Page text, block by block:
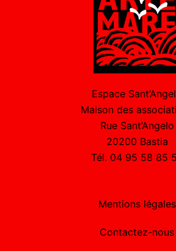
Espace
Maison des
Rue Sant’Angelo
20200 Bastia
Tél. 04 95 58 85
Mentions légales
Contactez-nous